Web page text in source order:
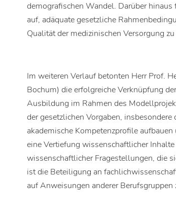
demografischen Wandel. Darüber
auf, adäquate gesetzliche
Qualität der medizinischen Versorgung
Im weiteren Verlauf betonten Herr Prof.
Bochum) die erfolgreiche Verknüpfung
Ausbildung im Rahmen des
der gesetzlichen Vorgaben,
akademische Kompetenzprofile
eine Vertiefung wissenschaftlicher
wissenschaftlicher Fragestellungen, die
ist die Beteiligung an
auf Anweisungen anderer Berufsgruppen